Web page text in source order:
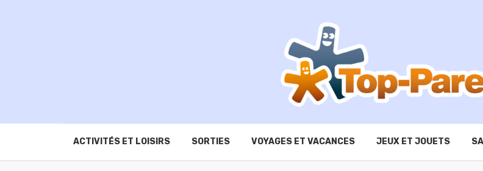
ACTIVITÉS ET LOISIRS SORTIES VOYAGES ET VACANCES JEUX ET JOUETS